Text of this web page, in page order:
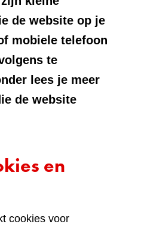
de website op je
mobiele telefoon
te
lees je meer
de website
en
cookies voor